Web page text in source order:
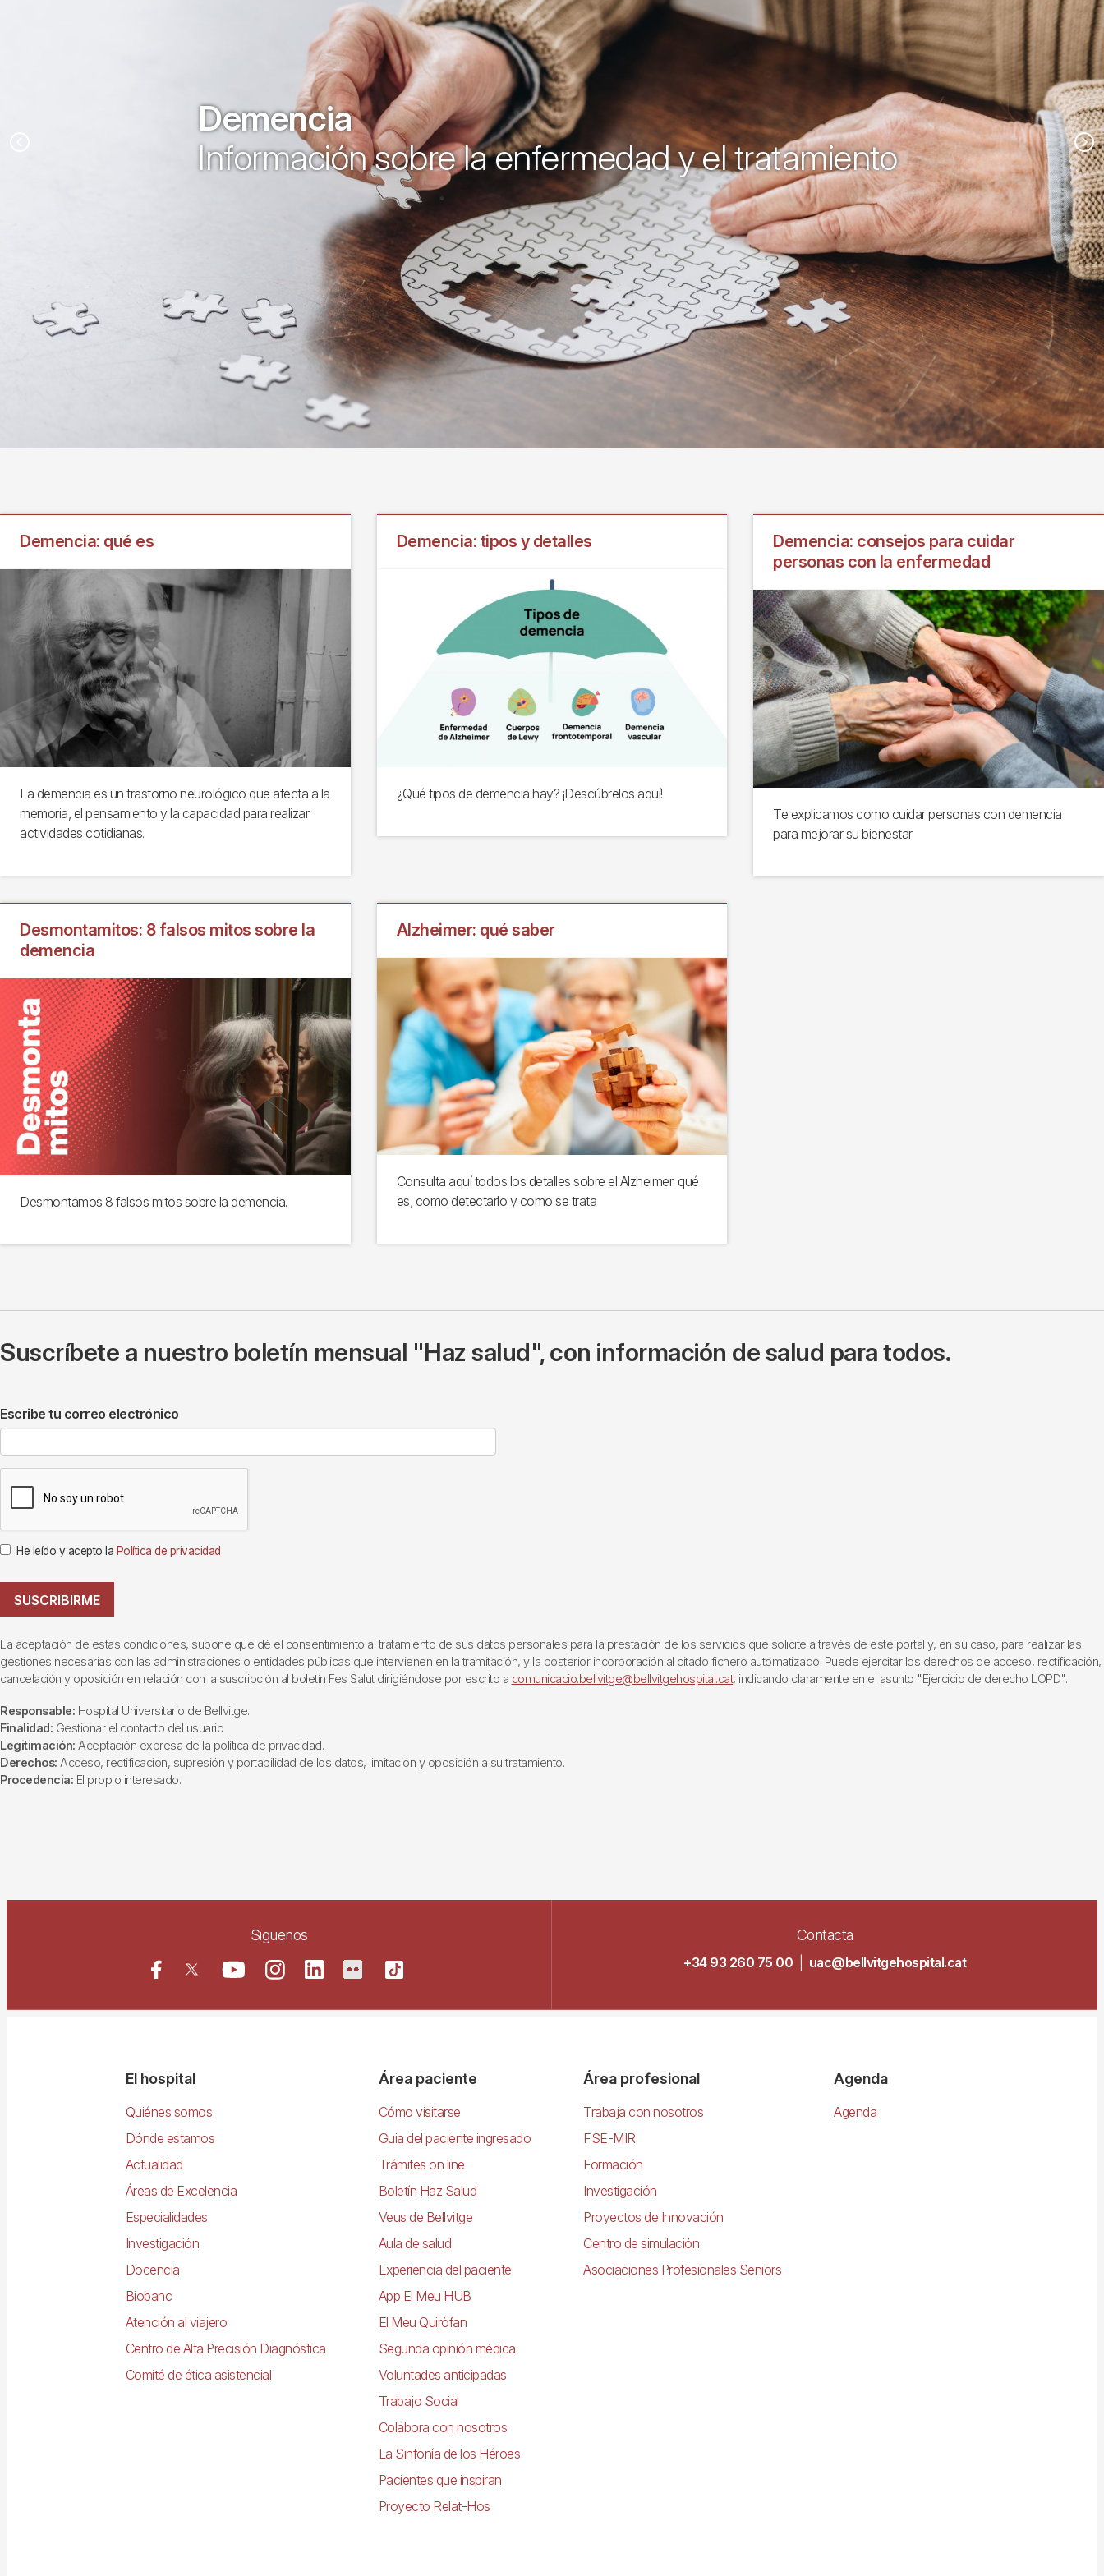
Demencia
Información sobre la enfermedad y el tratamiento
Demencia: qué es
La demencia es un trastorno neurológico que afecta a la
memoria, el pensamiento y la capacidad para realizar
actividades cotidianas.
Demencia: tipos y detalles
¿Qué tipos de demencia hay? ¡Descúbrelos aquí!
Demencia: consejos para cuidar
personas con la enfermedad
Te explicamos como cuidar personas con demencia
para mejorar su bienestar
Desmontamitos: 8 falsos mitos sobre la
demencia
Desmontamos 8 falsos mitos sobre la demencia.
Alzheimer: qué saber
Consulta aquí todos los detalles sobre el Alzheimer: qué
es, como detectarlo y como se trata
Suscríbete a nuestro boletín mensual "Haz salud", con información de salud para todos.
Escribe tu correo electrónico
He leído y acepto la Política de privacidad
SUSCRIBIRME
La aceptación de estas condiciones, supone que dé el consentimiento al tratamiento de sus datos personales para la prestación de los servicios que solicite a través de este portal y, en su caso, para realizar las
gestiones necesarias con las administraciones o entidades públicas que intervienen en la tramitación, y la posterior incorporación al citado fichero automatizado. Puede ejercitar los derechos de acceso, rectificación,
cancelación y oposición en relación con la suscripción al boletín Fes Salut dirigiéndose por escrito a comunicacio.bellvitge@bellvitgehospital.cat, indicando claramente en el asunto "Ejercicio de derecho LOPD".
Responsable: Hospital Universitario de Bellvitge.
Finalidad: Gestionar el contacto del usuario
Legitimación: Aceptación expresa de la política de privacidad.
Derechos: Acceso, rectificación, supresión y portabilidad de los datos, limitación y oposición a su tratamiento.
Procedencia: El propio interesado.
Siguenos Contacta
+34 93 260 75 00 uac@bellvitgehospital.cat
NavegacióEl hospital
Quiénes somos
Dónde estamos
Actualidad
Áreas de Excelencia
Especialidades
Investigación
Docencia
Biobanc
Atención al viajero
Centro de Alta Precisión Diagnóstica
Comité de ética asistencial
Área paciente
Cómo visitarse
Guia del paciente ingresado
Trámites on line
Boletín Haz Salud
Veus de Bellvitge
Aula de salud
Experiencia del paciente
App El Meu HUB
El Meu Quiròfan
Segunda opinión médica
Voluntades anticipadas
Trabajo Social
Colabora con nosotros
La Sinfonía de los Héroes
Pacientes que inspiran
Proyecto Relat-Hos
Área profesional
Trabaja con nosotros
FSE-MIR
Formación
Investigación
Proyectos de Innovación
Centro de simulación
Asociaciones Profesionales Seniors
Agenda
Agenda